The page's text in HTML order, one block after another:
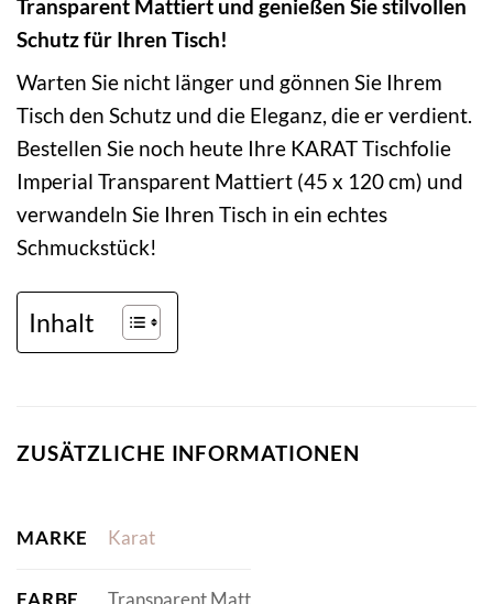
Transparent Mattiert und genießen Sie stilvollen
Schutz für Ihren Tisch!
Warten Sie nicht länger und gönnen Sie Ihrem
Tisch den Schutz und die Eleganz, die er verdient.
Bestellen Sie noch heute Ihre KARAT Tischfolie
Imperial Transparent Mattiert (45 x 120 cm) und
verwandeln Sie Ihren Tisch in ein echtes
Schmuckstück!
Inhalt
ZUSÄTZLICHE INFORMATIONEN
MARKE Karat
FARBE